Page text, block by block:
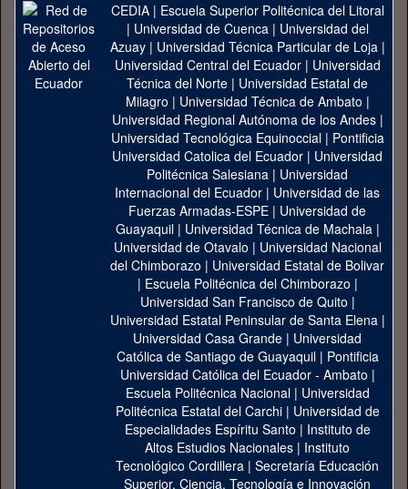
CEDIA| Escuela Superior Politécnica del Litoral
| Universidad de Cuenca| Universidad del
Azuay| Universidad Técnica Particular de Loja|
Universidad Central del Ecuador| Universidad
Técnica del Norte | Universidad Estatal de
Milagro | Universidad Técnica de Ambato |
Universidad Regional Autónoma de los Andes|
Universidad Tecnológica Equinoccial| Pontificia
Universidad Catolica del Ecuador | Universidad
Politécnica Salesiana | Universidad
Internacional del Ecuador | Universidad de las
Fuerzas Armadas-ESPE | Universidad de
Guayaquil| Universidad Técnica de Machala|
Universidad de Otavalo | Universidad Nacional
del Chimborazo | Universidad Estatal de Bolivar
| Escuela Politécnica del Chimborazo |
Universidad San Francisco de Quito |
Universidad Estatal Peninsular de Santa Elena|
Universidad Casa Grande | Universidad
Católica de Santiago de Guayaquil| Pontificia
Universidad Católica del Ecuador - Ambato |
Escuela Politécnica Nacional| Universidad
Politécnica Estatal del Carchi| Universidad de
Especialidades Espíritu Santo | Instituto de
Altos Estudios Nacionales | Instituto
Tecnológico Cordillera | Secretaría Educación
Superior, Ciencia, Tecnología e Innovación